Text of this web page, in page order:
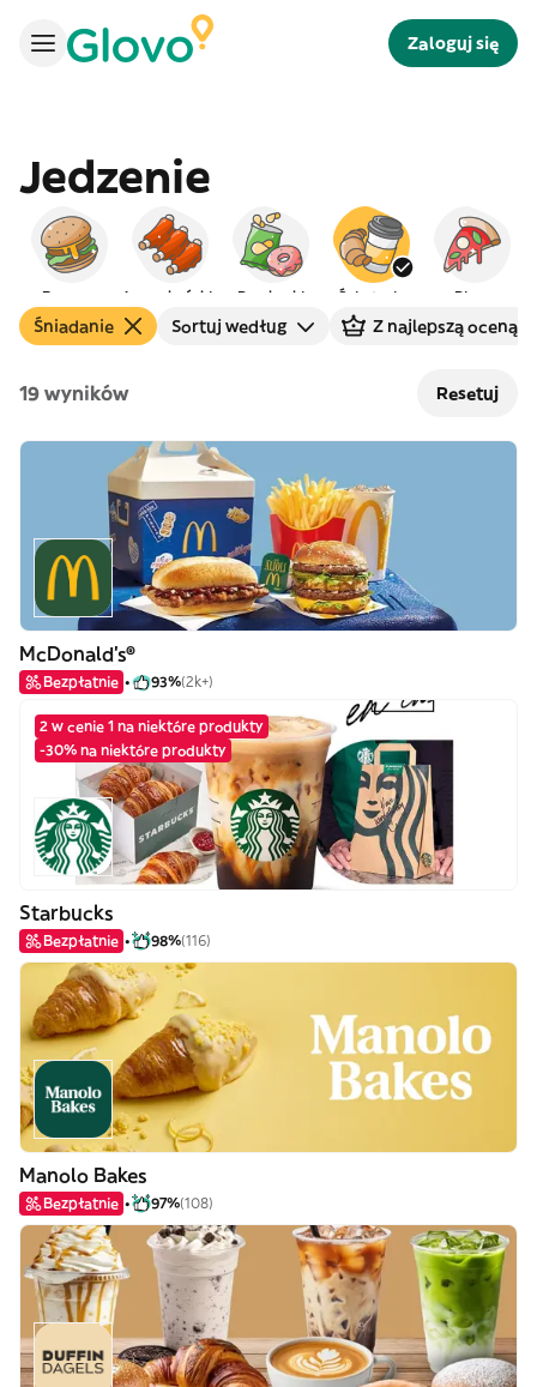
Zaloguj się
Jedzenie
Burgery Amerykańskie Przekąski Śniadanie Pizza
Śniadanie Sortuj według Z najlepszą oceną
19 wyników Resetuj
McDonald's®
Bezpłatnie 93%(2k+)
2 w cenie 1 na niektóre produkty
-30% na niektóre produkty
Starbucks
Bezpłatnie 98%(116)
Manolo Bakes
Bezpłatnie 97%(108)